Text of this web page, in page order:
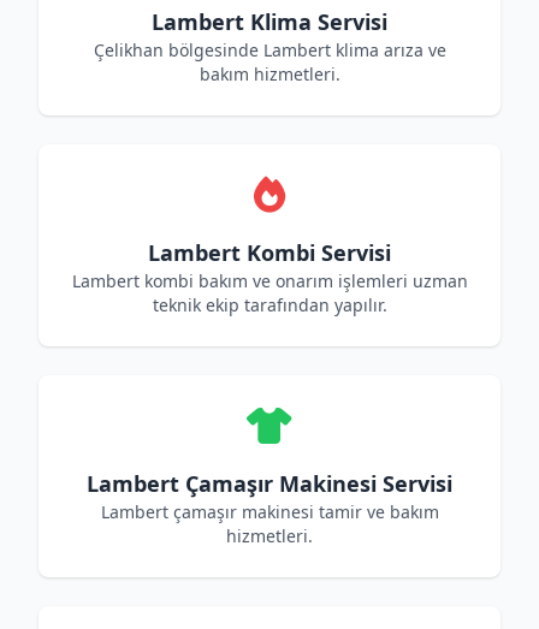
Lambert Klima Servisi
Çelikhan bölgesinde Lambert klima arıza ve
bakım hizmetleri.
Lambert Kombi Servisi
Lambert kombi bakım ve onarım işlemleri uzman
teknik ekip tarafından yapılır.
Lambert Çamaşır Makinesi Servisi
Lambert çamaşır makinesi tamir ve bakım
hizmetleri.